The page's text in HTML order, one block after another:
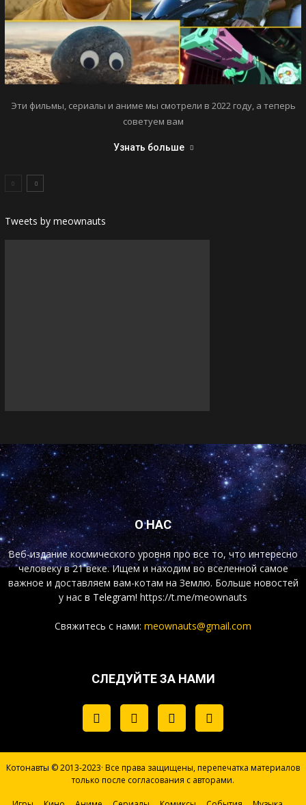
Эти фильмы, сериалы и аниме мы смотрели в 2022 году, а теперь
советуем вам
Узнать больше
Tweets by meownauts
О НАС
Веб-издание космического уровня про все то, что интересно
человеку в 21 веке. Ищем и находим во вселенной самое
важное и доставляем вам-котам на Землю. Больше новостей
у нас в Telegram! https://t.me/meownauts
Свяжитесь с нами: meownauts@gmail.com
СЛЕДУЙТЕ ЗА НАМИ
Котонавты © 2013-2023· Все права защищены, перепечатка материалов
только после согласования с авторами.